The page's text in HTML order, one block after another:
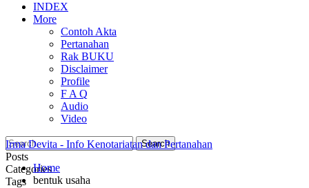
INDEX
More
Contoh Akta
Pertanahan
Rak BUKU
Disclaimer
Profile
F A Q
Audio
Video
Posts
Categories
Tags
Irma Devita - Info Kenotariatan dan Pertanahan
Home
bentuk usaha